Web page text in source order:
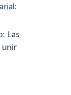
Las
unir